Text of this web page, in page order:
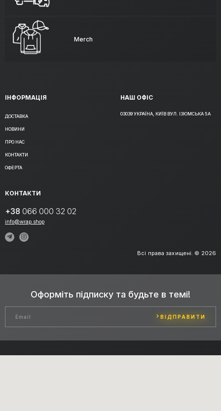
Merch
ІНФОРМАЦІЯ
ДОСТАВКА
НОВИНИ
ПРО НАС
КОНТАКТИ
ОФЕРТА
НАШ ОФІС
03039 УКРАЇНА, КИЇВ ВУЛ. ІЗЮМСЬКА 5А
КОНТАКТИ
+38 066 000 32 02
info@wrap.shop
Всі права захищені. © 2026
Оформіть підписку та будьте в темі!
ВІДПРАВИТИ